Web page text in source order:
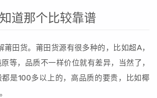
道那个比较靠谱
莆田货。莆田货源有很多种的，比如超A，
等，品质不一样价位就有差异，当然了，
是100多以上的，高品质的要贵，比如椰